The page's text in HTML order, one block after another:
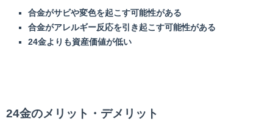
合金がサビや変色を起こす可能性がある
合金がアレルギー反応を引き起こす可能性がある
24金よりも資産価値が低い
24金のメリット・デメリット